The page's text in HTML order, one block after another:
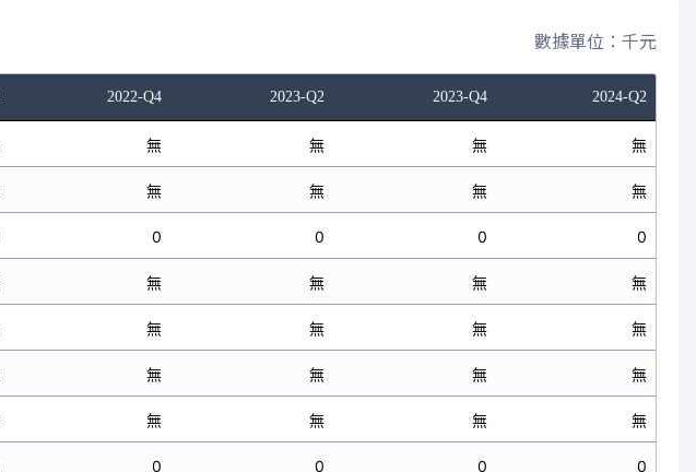
數據單位：千元
2022-Q4 2023-Q2 2023-Q4 2024-Q2
無 無 無 無
無 無 無 無
0 0 0 0
無 無 無 無
無 無 無 無
無 無 無 無
無 無 無 無
0 0 0 0